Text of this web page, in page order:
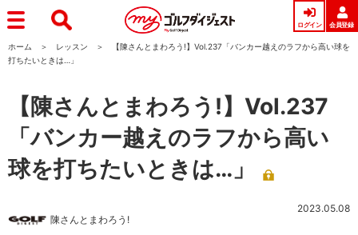
ログイン 会員登録
ホーム レッスン
【陳さんとまわろう!】Vol.237「バンカー越えのラフから高い球を
打ちたいときは…」
【陳さんとまわろう!】Vol.237
「バンカー越えのラフから高い
球を打ちたいときは…」
陳さんとまわろう!
2023.05.08